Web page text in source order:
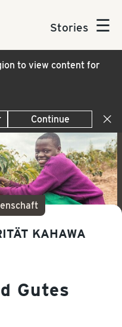
Stories ☰
to view content for
Continue
KAHAWA
Gutes